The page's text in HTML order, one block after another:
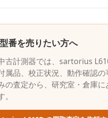
番を売りたい方へ
古計測器では、 sartorius
属品、校正状況、動作確認
の査定から、研究室・倉庫